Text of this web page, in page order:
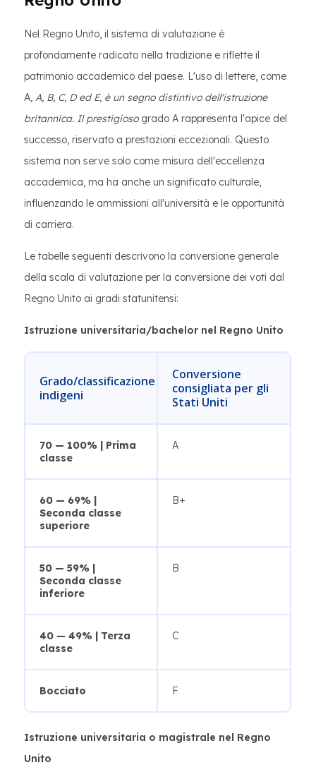
Nel Regno Unito, il sistema di valutazione è
profondamente radicato nella tradizione e riflette il
patrimonio accademico del paese. L'uso di lettere, come
A, A, B, C, D ed E, è un segno distintivo dell'istruzione
britannica. Il prestigioso grado A rappresenta l'apice del
successo, riservato a prestazioni eccezionali. Questo
sistema non serve solo come misura dell'eccellenza
accademica, ma ha anche un significato culturale,
influenzando le ammissioni all'università e le opportunità
di carriera.
Le tabelle seguenti descrivono la conversione generale
della scala di valutazione per la conversione dei voti dal
Regno Unito ai gradi statunitensi:
Istruzione universitaria/bachelor nel Regno Unito
Grado/classificazione
indigeni
Conversione
consigliata per gli
Stati Uniti
70 — 100% | Prima
classe
A
60 — 69% |
Seconda classe
superiore
B+
50 — 59% |
Seconda classe
inferiore
B
40 — 49% | Terza
classe
C
Bocciato F
Istruzione universitaria o magistrale nel Regno
Unito